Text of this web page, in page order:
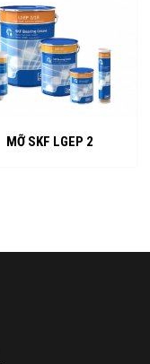
MỠ SKF LGEP 2